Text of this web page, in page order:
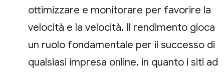
ottimizzare e monitorare per favorire la
velocità e la velocità. Il rendimento gioca
un ruolo fondamentale per il successo di
qualsiasi impresa online, in quanto i siti ad